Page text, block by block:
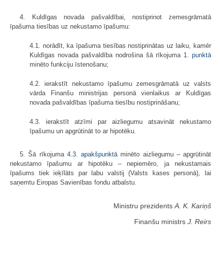
4. Kuldīgas novada pašvaldībai, nostiprinot zemesgrāmatā
īpašuma tiesības uz nekustamo īpašumu:
4.1. norādīt, ka īpašuma tiesības nostiprinātas uz laiku, kamēr
Kuldīgas novada pašvaldība nodrošina šā rīkojuma 1. punktā
minēto funkciju īstenošanu;
4.2. ierakstīt nekustamo īpašumu zemesgrāmatā uz valsts
vārda Finanšu ministrijas personā vienlaikus ar Kuldīgas
novada pašvaldības īpašuma tiesību nostiprināšanu;
4.3. ierakstīt atzīmi par aizliegumu atsavināt nekustamo
īpašumu un apgrūtināt to ar hipotēku.
5. Šā rīkojuma 4.3. apakšpunktāminēto aizliegumu – apgrūtināt
nekustamo īpašumu ar hipotēku – nepiemēro, ja nekustamais
īpašums tiek ieķīlāts par labu valstij (Valsts kases personā), lai
saņemtu Eiropas Savienības fondu atbalstu.
Ministru prezidents A. K. Kariņš
Finanšu ministrs J. Reirs